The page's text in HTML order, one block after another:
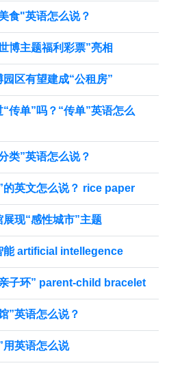
食"英语怎么说？
博主题福利彩票”亮相
区有望建成“公租房”
传单”吗？“传单”英语怎么
类”英语怎么说？
的英文怎么说？ rice paper
现“感性城市”主题
能 artificial intellegence
子环” parent-child bracelet
”英语怎么说？
用英语怎么说